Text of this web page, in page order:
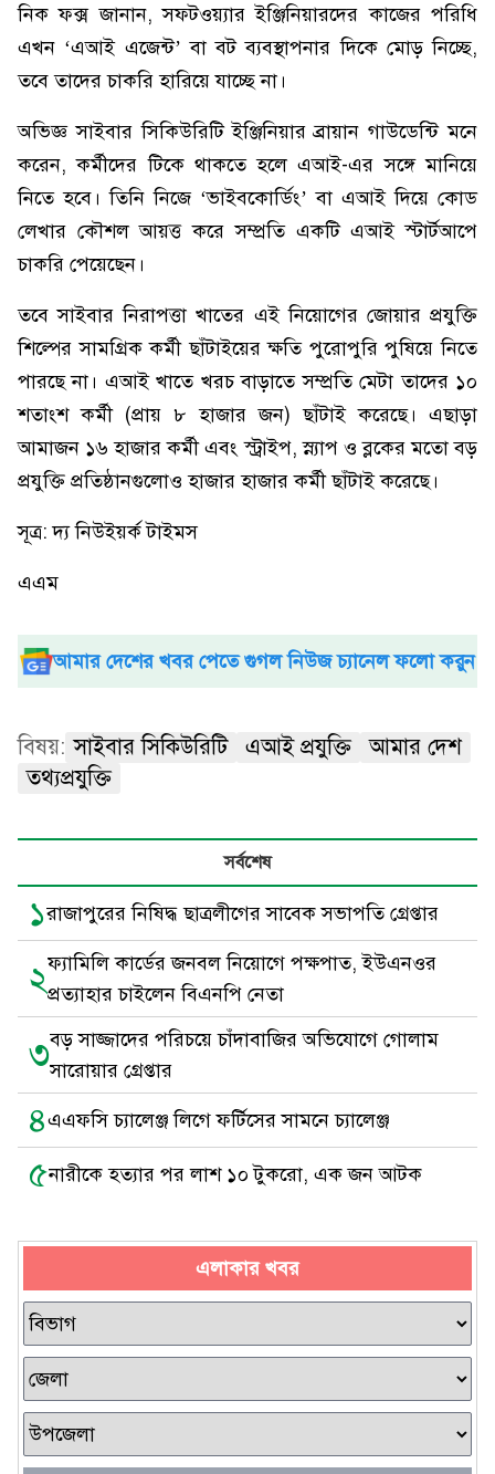
নিক ফক্স জানান, সফটওয়্যার ইঞ্জিনিয়ারদের কাজের পরিধি
এখন ‘এআই এজেন্ট’ বা বট ব্যবস্থাপনার দিকে মোড় নিচ্ছে,
তবে তাদের চাকরি হারিয়ে যাচ্ছে না।
অভিজ্ঞ সাইবার সিকিউরিটি ইঞ্জিনিয়ার ব্রায়ান গাউডেন্টি মনে
করেন, কর্মীদের টিকে থাকতে হলে এআই-এর সঙ্গে মানিয়ে
নিতে হবে। তিনি নিজে ‘ভাইবকোর্ডিং’ বা এআই দিয়ে কোড
লেখার কৌশল আয়ত্ত করে সম্প্রতি একটি এআই স্টার্টআপে
চাকরি পেয়েছেন।
তবে সাইবার নিরাপত্তা খাতের এই নিয়োগের জোয়ার প্রযুক্তি
শিল্পের সামগ্রিক কর্মী ছাঁটাইয়ের ক্ষতি পুরোপুরি পুষিয়ে নিতে
পারছে না। এআই খাতে খরচ বাড়াতে সম্প্রতি মেটা তাদের ১০
শতাংশ কর্মী (প্রায় ৮ হাজার জন) ছাঁটাই করেছে। এছাড়া
আমাজন ১৬ হাজার কর্মী এবং স্ট্রাইপ, স্ন্যাপ ও ব্লকের মতো বড়
প্রযুক্তি প্রতিষ্ঠানগুলোও হাজার হাজার কর্মী ছাঁটাই করেছে।
সূত্র: দ্য নিউইয়র্ক টাইমস
এএম
আমার দেশের খবর পেতে গুগল নিউজ চ্যানেল ফলো করুন
বিষয়: সাইবার সিকিউরিটি এআই প্রযুক্তি
আমার দেশ
তথ্যপ্রযুক্তি
সর্বশেষ
১রাজাপুরের নিষিদ্ধ ছাত্রলীগের সাবেক সভাপতি গ্রেপ্তার
২ফ্যামিলি কার্ডের জনবল নিয়োগে পক্ষপাত, ইউএনওর
প্রত্যাহার চাইলেন বিএনপি নেতা
৩বড় সাজ্জাদের পরিচয়ে চাঁদাবাজির অভিযোগে গোলাম
সারোয়ার গ্রেপ্তার
৪এএফসি চ্যালেঞ্জ লিগে ফর্টিসের সামনে চ্যালেঞ্জ
৫নারীকে হত্যার পর লাশ ১০ টুকরো, এক জন আটক
এলাকার খবর